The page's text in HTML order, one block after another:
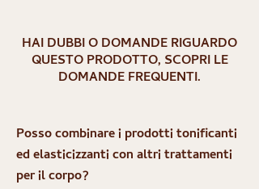
HAI DUBBI O DOMANDE RIGUARDO
QUESTO PRODOTTO, SCOPRI LE
DOMANDE FREQUENTI.
Posso combinare i prodotti tonificanti
ed elasticizzanti con altri trattamenti
per il corpo?